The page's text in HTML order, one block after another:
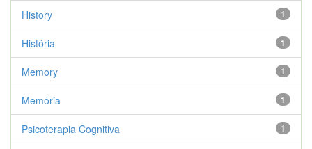
1
History
1
História
1
Memory
1
Memória
1
Psicoterapia Cognitiva